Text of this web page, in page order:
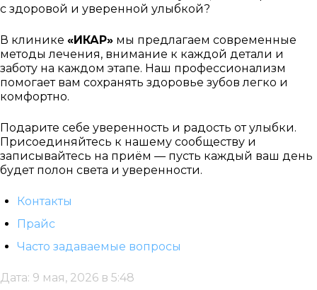
с здоровой и уверенной улыбкой?
В клинике «ИКАР» мы предлагаем современные
методы лечения, внимание к каждой детали и
заботу на каждом этапе. Наш профессионализм
помогает вам сохранять здоровье зубов легко и
комфортно.
Подарите себе уверенность и радость от улыбки.
Присоединяйтесь к нашему сообществу и
записывайтесь на приём — пусть каждый ваш день
будет полон света и уверенности.
Контакты
Прайс
Часто задаваемые вопросы
Дата: 9 мая, 2026 в 5:48